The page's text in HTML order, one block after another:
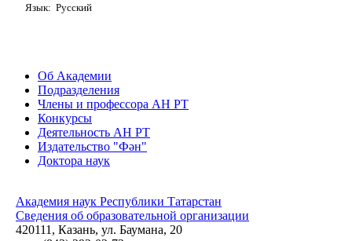
Язык: Русский
Об Академии
Подразделения
Члены и профессора АН РТ
Конкурсы
Деятельность АН РТ
Издательство "Фән"
Доктора наук
Академия наук Республики Татарстан
Сведения об образовательной организации
420111, Казань, ул. Баумана, 20